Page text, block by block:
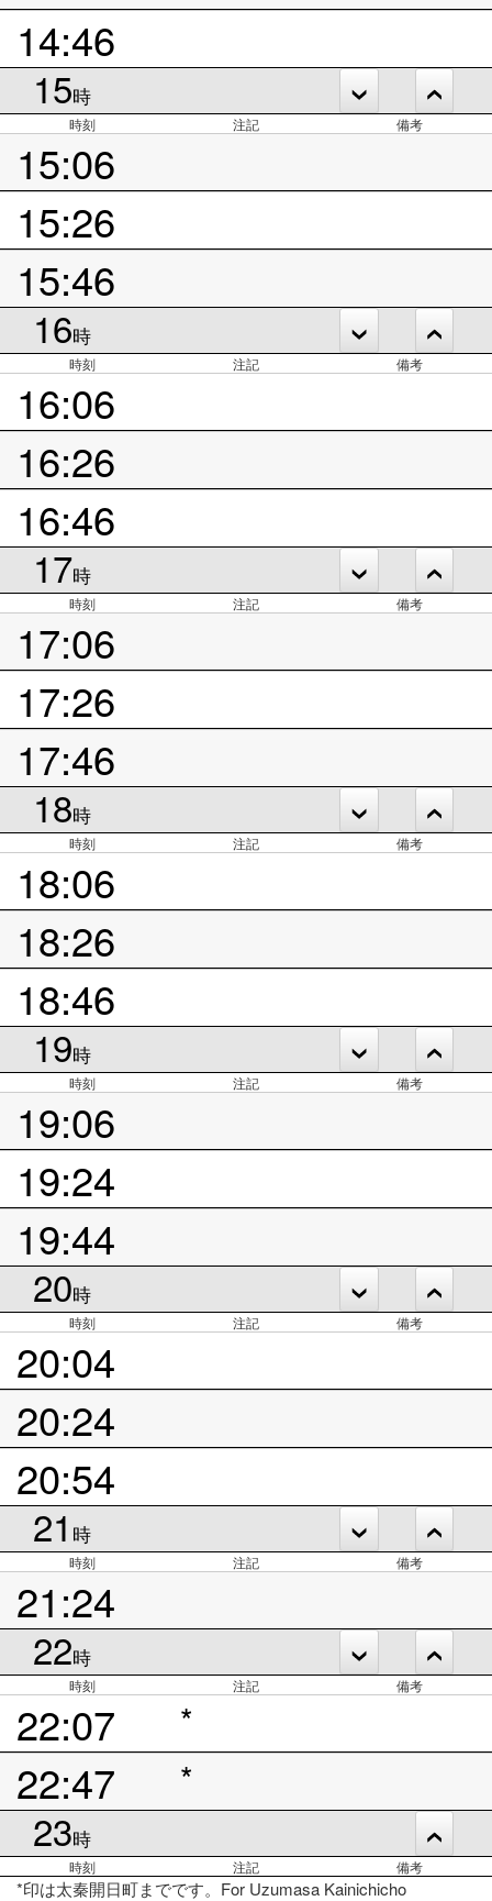
14:46
15時
時刻 注記 備考
15:06
15:26
15:46
16時
時刻 注記 備考
16:06
16:26
16:46
17時
時刻 注記 備考
17:06
17:26
17:46
18時
時刻 注記 備考
18:06
18:26
18:46
19時
時刻 注記 備考
19:06
19:24
19:44
20時
時刻 注記 備考
20:04
20:24
20:54
21 時
時刻 注記 備考
21:24
22時
時刻 注記 備考
22:07 *
22:47 *
23時
時刻 注記 備考
*印は太秦開日町までです。For Uzumasa Kainichicho